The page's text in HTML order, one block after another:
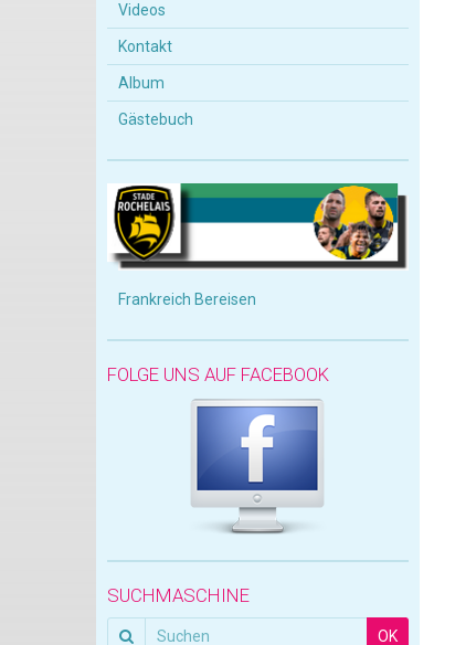
Videos
Kontakt
Album
Gästebuch
Frankreich Bereisen
FOLGE UNS AUF FACEBOOK
SUCHMASCHINE
OK